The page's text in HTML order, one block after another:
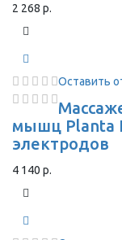
2 268 р.
Оставить
мышц Planta
электродов
4 140 р.